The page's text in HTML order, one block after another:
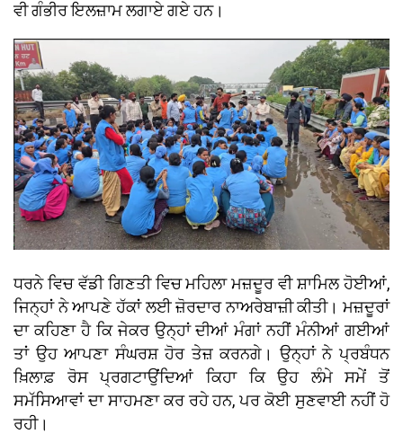
ਵੀ ਗੰਭੀਰ ਇਲਜ਼ਾਮ ਲਗਾਏ ਗਏ ਹਨ।
ਧਰਨੇ ਵਿਚ ਵੱਡੀ ਗਿਣਤੀ ਵਿਚ ਮਹਿਲਾ ਮਜ਼ਦੂਰ ਵੀ ਸ਼ਾਮਿਲ ਹੋਈਆਂ,
ਜਿਨ੍ਹਾਂ ਨੇ ਆਪਣੇ ਹੱਕਾਂ ਲਈ ਜ਼ੋਰਦਾਰ ਨਾਅਰੇਬਾਜ਼ੀ ਕੀਤੀ। ਮਜ਼ਦੂਰਾਂ
ਦਾ ਕਹਿਣਾ ਹੈ ਕਿ ਜੇਕਰ ਉਨ੍ਹਾਂ ਦੀਆਂ ਮੰਗਾਂ ਨਹੀਂ ਮੰਨੀਆਂ ਗਈਆਂ
ਤਾਂ ਉਹ ਆਪਣਾ ਸੰਘਰਸ਼ ਹੋਰ ਤੇਜ਼ ਕਰਨਗੇ। ਉਨ੍ਹਾਂ ਨੇ ਪ੍ਰਬੰਧਨ
ਖ਼ਿਲਾਫ਼ ਰੋਸ ਪ੍ਰਗਟਾਉਂਦਿਆਂ ਕਿਹਾ ਕਿ ਉਹ ਲੰਮੇ ਸਮੇਂ ਤੋਂ
ਸਮੱਸਿਆਵਾਂ ਦਾ ਸਾਹਮਣਾ ਕਰ ਰਹੇ ਹਨ, ਪਰ ਕੋਈ ਸੁਣਵਾਈ ਨਹੀਂ ਹੋ
ਰਹੀ।